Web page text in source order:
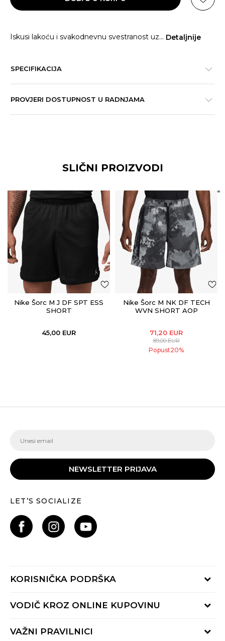
Iskusi lakoću i svakodnevnu svestranost uz... Detaljnije
SPECIFIKACIJA
PROVJERI DOSTUPNOST U RADNJAMA
SLIČNI PROIZVODI
Nike Šorc M J DF SPT ESS
SHORT
45,00 EUR
Nike Šorc M NK DF TECH
WVN SHORT AOP
71,20 EUR
89,00EUR
Popust20%
NEWSLETTER PRIJAVA
LET’S SOCIALIZE
KORISNIČKA PODRŠKA
Provjeri status porudžbine
Radno vrijeme 9-16h
VODIČ KROZ ONLINE KUPOVINU
Načini isporuke
VAŽNI PRAVILNICI